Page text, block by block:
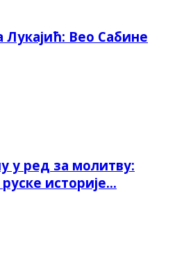
Вео Сабине
у ред за молитву:
историје...